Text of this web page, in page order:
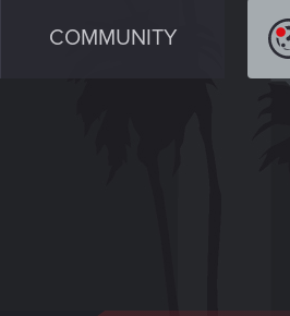
COMMUNITY